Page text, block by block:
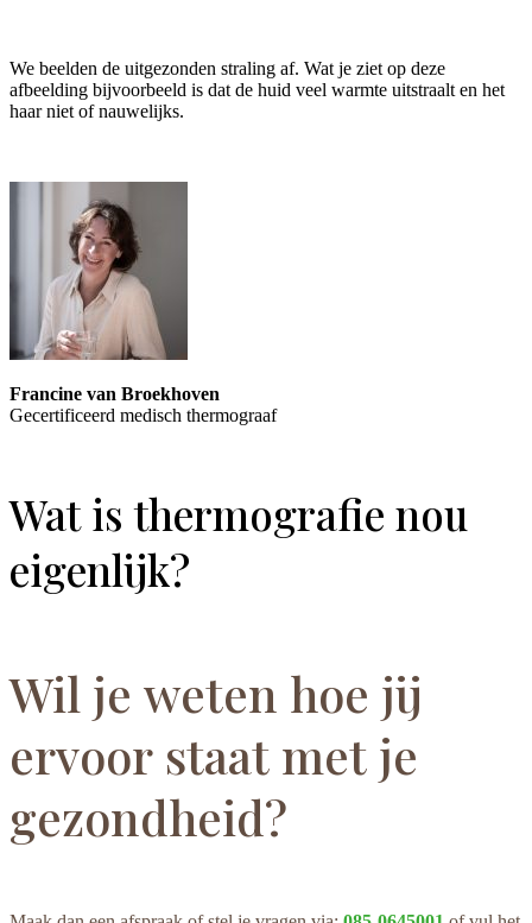
We beelden de uitgezonden straling af. Wat je ziet op deze
afbeelding bijvoorbeeld is dat de huid veel warmte uitstraalt en het
haar niet of nauwelijks.
Francine van Broekhoven
Gecertificeerd medisch thermograaf
Wat is thermografie nou
eigenlijk?
Wil je weten hoe jij
ervoor staat met je
gezondheid?